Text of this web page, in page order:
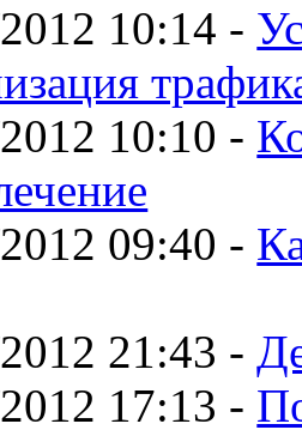
10:14 -
10:10 -
09:40 -
21:43 -
17:13 -